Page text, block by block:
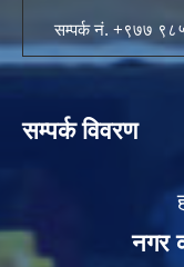
सम्पर्क नं. +९७७
सम्पर्क विवरण
नगर